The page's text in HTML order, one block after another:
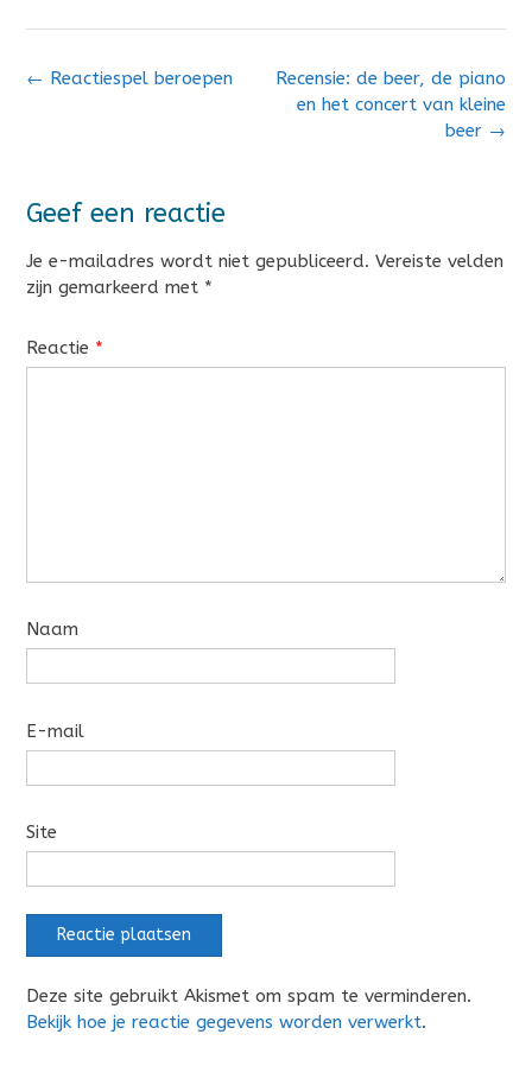
Bericht
Recensie: de beer, de piano
en het concert van kleine
beer →
← Reactiespel beroepen
Geef een reactie
Je e-mailadres wordt niet gepubliceerd. Vereiste velden
zijn gemarkeerd met *
Reactie *
Naam
E-mail
Site
Deze site gebruikt Akismet om spam te verminderen.
Bekijk hoe je reactie gegevens worden verwerkt.